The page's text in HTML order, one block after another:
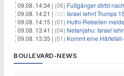
09.08. 14:34 | (06) Fußgänger stirbt nach
09.08. 14:21 | (00) Israel lehnt Trumps
09.08. 14:15 | (01) Huthi-Rebellen melden
09.08. 13:41 | (04) Netanjahu: Israel
09.08. 13:35 | (01) Kommt eine Härtefall-
BOULEVARD-NEWS